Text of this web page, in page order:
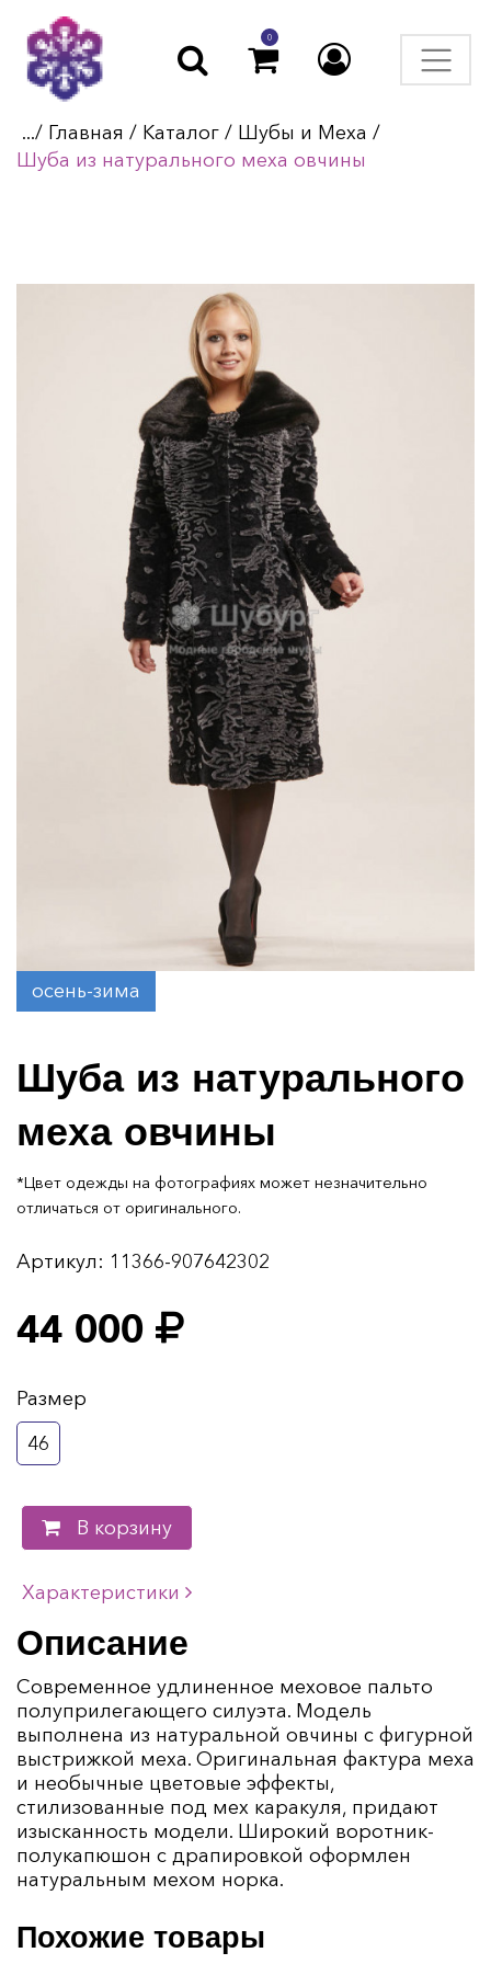
0
.../ Главная / Каталог / Шубы и Меха /
Шуба из натурального меха овчины
осень-зима
Шуба из натурального
меха овчины
*Цвет одежды на фотографиях может незначительно
отличаться от оригинального.
Артикул: 11366-907642302
44 000
Размер
46
В корзину
Характеристики
Описание
Современное удлиненное меховое пальто
полуприлегающего силуэта. Модель
выполнена из натуральной овчины с фигурной
выстрижкой меха. Оригинальная фактура меха
и необычные цветовые эффекты,
стилизованные под мех каракуля, придают
изысканность модели. Широкий воротник-
полукапюшон с драпировкой оформлен
натуральным мехом норка.
Похожие товары